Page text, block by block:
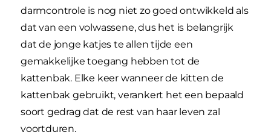
darmcontrole is nog niet zo goed ontwikkeld als
dat van een volwassene, dus het is belangrijk
dat de jonge katjes te allen tijde een
gemakkelijke toegang hebben tot de
kattenbak. Elke keer wanneer de kitten de
kattenbak gebruikt, verankert het een bepaald
soort gedrag dat de rest van haar leven zal
voortduren.